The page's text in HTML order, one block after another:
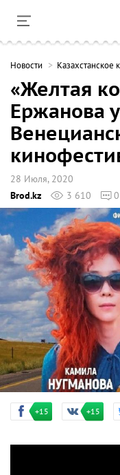
Новости Казахстанское
«Желтая
Ержанова
28 Июля, 2020
Brod.kz
3 610 0
+15 +15